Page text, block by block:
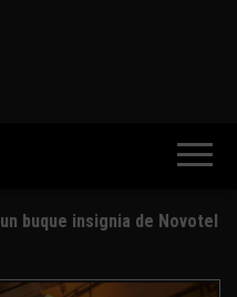
buque insignia de Novotel